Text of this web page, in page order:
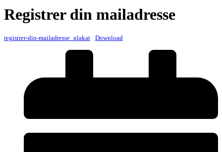
Registrer din mailadresse
registrer-din-mailadresse_plakat Download